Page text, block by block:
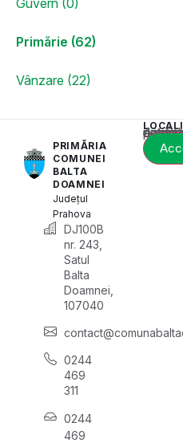
Guvern (0)
Primărie (62)
Vânzare (22)
PRIMĂRIA
COMUNEI
BALTA
DOAMNEI
Județul
Prahova
DJ100B
nr. 243,
Satul
Balta
Doamnei,
107040
0244
469
311
0244
469
Acest conținut este blocat până când acceptați categoria corespunzătoare de cookie-uri.